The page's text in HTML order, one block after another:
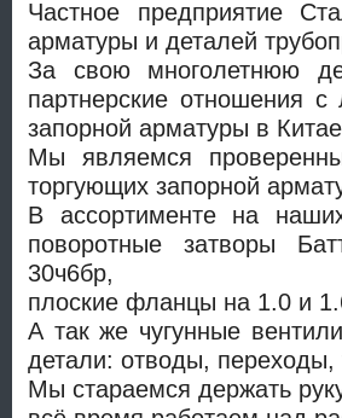
Частное предприятие
арматуры и деталей
За свою многолетнюю
партнерские отношения
запорной арматуры в
Мы являемся
торгующих запорной
В ассортименте на
поворотные затворы
30ч6бр,
плоские фланцы на 1.0 и
А так же чугунные
детали: отводы, переходы,
Мы стараемся держать